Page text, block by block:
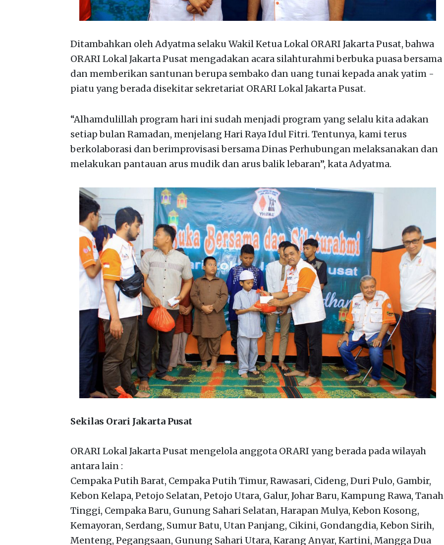
Ditambahkan oleh Adyatma selaku Wakil Ketua Lokal ORARI Jakarta Pusat, bahwa
ORARI Lokal Jakarta Pusat mengadakan acara silahturahmi berbuka puasa bersama
dan memberikan santunan berupa sembako dan uang tunai kepada anak yatim -
piatu yang berada disekitar sekretariat ORARI Lokal Jakarta Pusat.
“Alhamdulillah program hari ini sudah menjadi program yang selalu kita adakan
setiap bulan Ramadan, menjelang Hari Raya Idul Fitri. Tentunya, kami terus
berkolaborasi dan berimprovisasi bersama Dinas Perhubungan melaksanakan dan
melakukan pantauan arus mudik dan arus balik lebaran”, kata Adyatma.
Sekilas Orari Jakarta Pusat
ORARI Lokal Jakarta Pusat mengelola anggota ORARI yang berada pada wilayah
antara lain :
Cempaka Putih Barat, Cempaka Putih Timur, Rawasari, Cideng, Duri Pulo, Gambir,
Kebon Kelapa, Petojo Selatan, Petojo Utara, Galur, Johar Baru, Kampung Rawa, Tanah
Tinggi, Cempaka Baru, Gunung Sahari Selatan, Harapan Mulya, Kebon Kosong,
Kemayoran, Serdang, Sumur Batu, Utan Panjang, Cikini, Gondangdia, Kebon Sirih,
Menteng, Pegangsaan, Gunung Sahari Utara, Karang Anyar, Kartini, Mangga Dua